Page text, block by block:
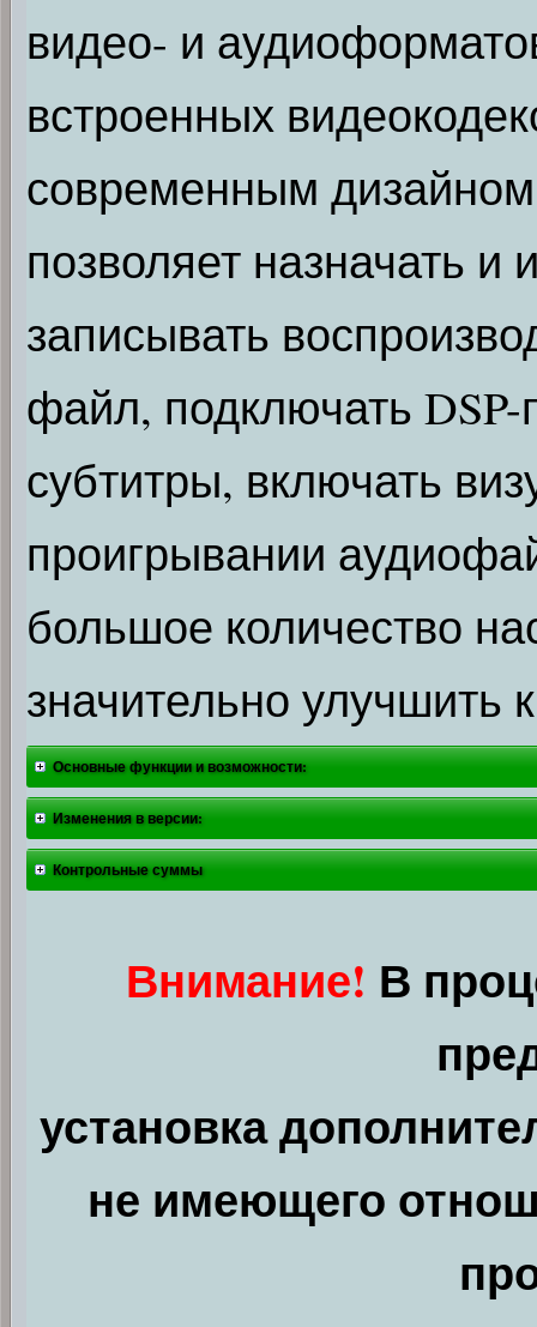
видео- и
встроенных
современным
позволяет назначать и
записывать
файл, подключать
субтитры, включать
проигрывании
большое количество
значительно улучшить
Основные функции и возможности:
Изменения в версии:
Контрольные суммы
Внимание! В
установка
не имеющего